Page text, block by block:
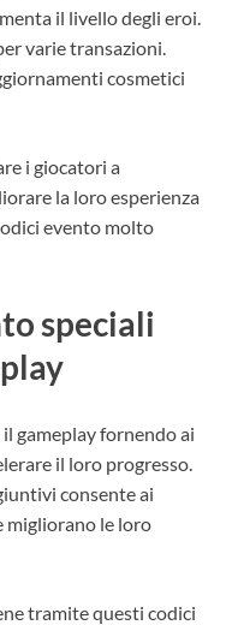
il livello degli eroi.
varie transazioni.
cosmetici
i giocatori a
la loro esperienza
evento molto
speciali
gameplay fornendo ai
il loro progresso.
consente ai
migliorano le loro
tramite questi codici